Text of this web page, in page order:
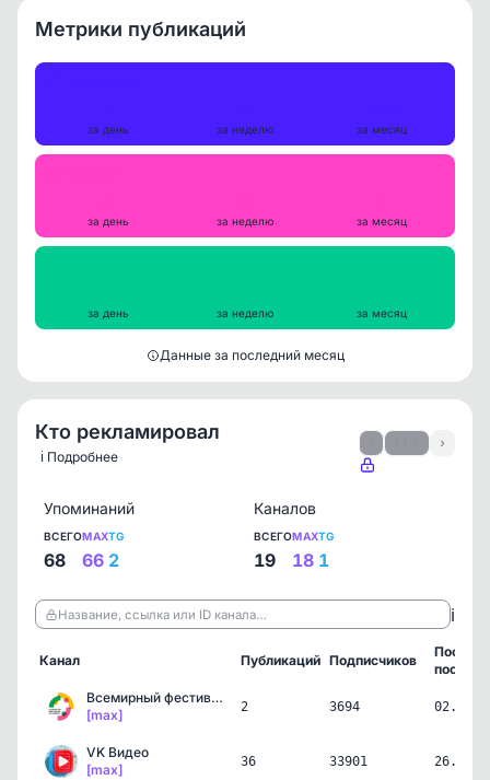
Метрики публикаций
за день за неделю за месяц
за день за неделю за месяц
за день за неделю за месяц
Данные за последний месяц
Кто рекламировал
ℹ️ Подробнее
›
Упоминаний
ВСЕГО
68
MAX
66
TG
2
Каналов
ВСЕГО
19
MAX
18
TG
1
Название, ссылка или ID канала… ℹ️
Канал Публикаций Подписчиков
пост
Всемирный фестиваль моло…
[max]
2 3694
VK Видео
[max]
36 33901